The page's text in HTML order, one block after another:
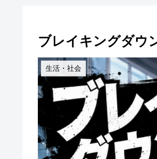
ブレイキングダウ
生活・社会